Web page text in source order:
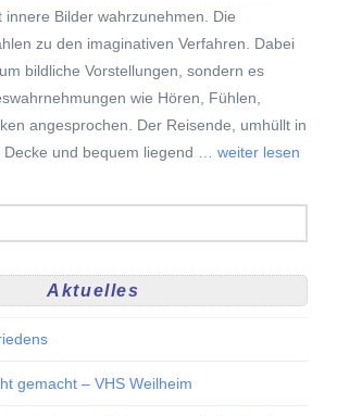
innere Bilder wahrzunehmen. Die
zu den imaginativen Verfahren. Dabei
bildliche Vorstellungen, sondern es
wie Hören, Fühlen,
angesprochen. Der Reisende, umhüllt in
und bequem liegend … weiter lesen
Aktuelles
gemacht – VHS Weilheim